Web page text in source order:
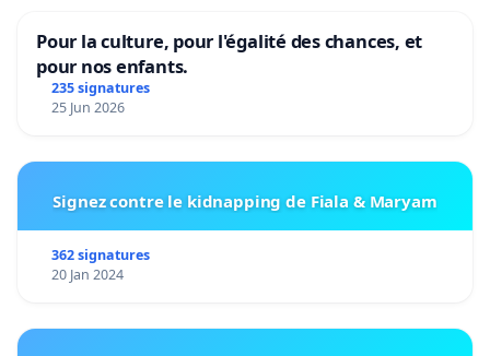
Pour la culture, pour l'égalité des chances, et
pour nos enfants.
235 signatures
25 Jun 2026
Signez contre le kidnapping de Fiala & Maryam
362 signatures
20 Jan 2024